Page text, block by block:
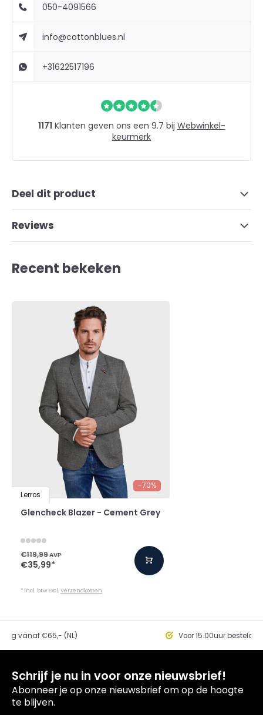
050-4091566
info@cottonblues.nl
+31622517196
1171 Klanten geven ons een 9.7 bij Webwinkel-
keurmerk
Deel dit product
Reviews
Recent bekeken
-70%
Lerros
Glencheck Blazer - Cement Grey
€119,99AVP
€35,99*
* Incl. btw Excl.Verzendkosten
vanaf €65,- (NL) Voor 15.00uur besteld,
Schrijf je nu in voor onze nieuwsbrief!
Abonneer je op onze nieuwsbrief om op de hoogte
te blijven.